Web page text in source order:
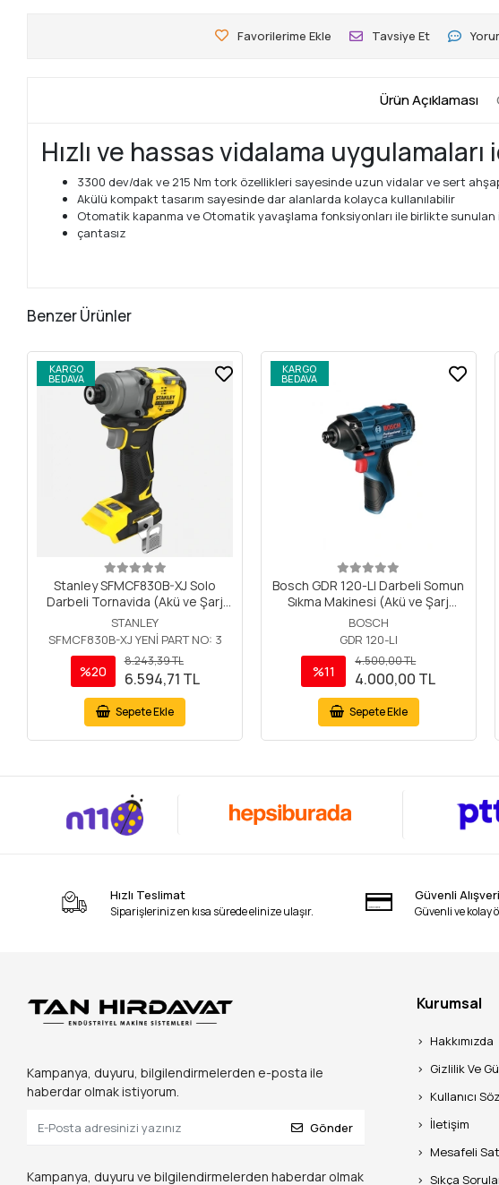
Favorilerime Ekle Tavsiye Et
Ürün Açıklaması
Hızlı ve hassas vidalama
3300 dev/dak ve 215 Nm tork özellikleri sayesinde uzun vidalar ve sert
Akülü kompakt tasarım sayesinde dar alanlarda kolayca kullanılabilir
Otomatik kapanma ve Otomatik yavaşlama fonksiyonları ile birlikte
çantasız
Benzer Ürünler
KARGO
BEDAVA
Stanley SFMCF830B-XJ Solo
Darbeli Tornavida (Akü ve Şarj
Cihazı Dahil Değildir.)
STANLEY
SFMCF830B-XJ YENİ PART NO: 3
%20
8.243,39 TL
6.594,71 TL
Sepete Ekle
KARGO
BEDAVA
Bosch GDR 120-LI Darbeli Somun
Sıkma Makinesi (Akü ve Şarj
Cihazı Dahil Değildir)
BOSCH
GDR 120-LI
%11
4.500,00 TL
4.000,00 TL
Sepete Ekle
Hızlı Teslimat
Siparişleriniz en kısa sürede elinize ulaşır.
Güvenli
Güvenli ve kolay
Kampanya, duyuru, bilgilendirmelerden e-posta ile
haberdar olmak istiyorum.
Gönder
Kampanya, duyuru ve bilgilendirmelerden haberdar olmak
Kurumsal
Hakkımızda
Gizlilik Ve
Kullanıcı
İletişim
Mesafeli
Sıkça